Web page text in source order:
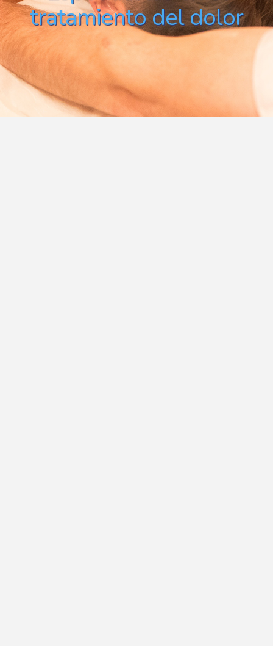
tratamiento del dolor